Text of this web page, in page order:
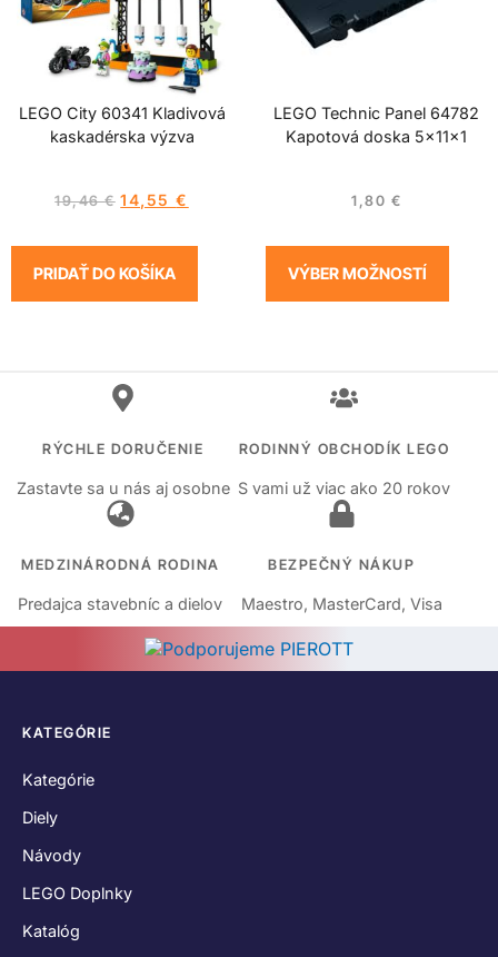
LEGO City 60341 Kladivová
kaskadérska výzva
19,46€ 14,55€
PRIDAŤ DO KOŠÍKA
LEGO Technic Panel 64782
Kapotová doska 5x11x1
1,80 €
VÝBER MOŽNOSTÍ
RÝCHLE DORUČENIE
Zastavte sa u nás aj osobne
RODINNÝ OBCHODÍK LEGO
S vami už viac ako 20 rokov
MEDZINÁRODNÁ RODINA
Predajca stavebníc a dielov
BEZPEČNÝ NÁKUP
Maestro, MasterCard, Visa
KATEGÓRIE
Kategórie
Diely
Návody
LEGO Doplnky
Katalóg